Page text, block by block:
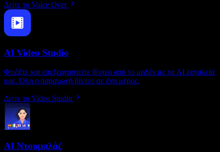
Δείτε το Voice Over
AI Video Studio
Φτιάξτε και επεξεργαστείτε βίντεο από το μηδέν με τα AI εργαλεία
μας. Όλη η παραγωγή βίντεο σε ένα μέρος.
Δείτε το Video Studio
AI Ντουμπλάζ